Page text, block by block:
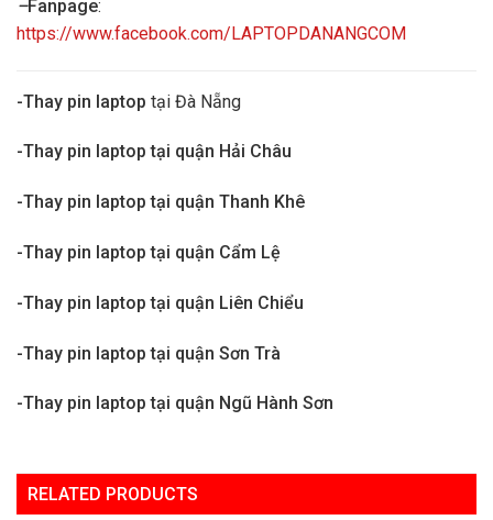
–Fanpage:
https://www.facebook.com/LAPTOPDANANGCOM
-Thay pin laptop tại Đà Nẵng
-Thay pin laptop tại quận Hải Châu
-Thay pin laptop tại quận Thanh Khê
-Thay pin laptop tại quận Cẩm Lệ
-Thay pin laptop tại quận Liên Chiểu
-Thay pin laptop tại quận Sơn Trà
-Thay pin laptop tại quận Ngũ Hành Sơn
RELATED PRODUCTS